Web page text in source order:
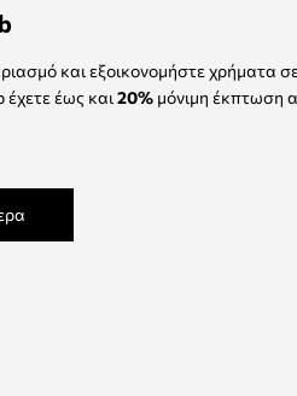
και εξοικονομήστε χρήματα
έως και20%μόνιμη έκπτωση